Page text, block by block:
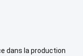
dans la production